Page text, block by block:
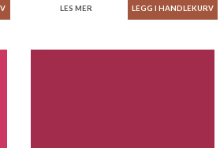
LES MER